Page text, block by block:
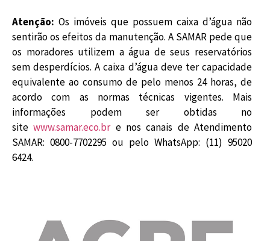
Atenção: Os imóveis que possuem caixa d’água não
sentirão os efeitos da manutenção. A SAMAR pede que
os moradores utilizem a água de seus reservatórios
sem desperdícios. A caixa d’água deve ter capacidade
equivalente ao consumo de pelo menos 24 horas, de
acordo com as normas técnicas vigentes. Mais
informações podem ser obtidas no
sitewww.samar.eco.bre nos canais de Atendimento
SAMAR: 0800-7702295 ou pelo WhatsApp: (11) 95020
6424.